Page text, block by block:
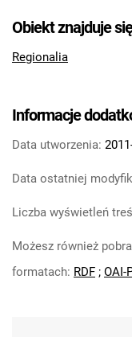
Obiekt znajduje
Regionalia
Informacje
Data utworzenia:
Data ostatniej
Liczba wyświetleń
Możesz również
formatach: RDF ; OAI-